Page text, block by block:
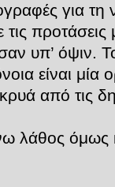
για τη
προτάσεις
υπ’ όψιν.
είναι
από τις
λάθος όμως